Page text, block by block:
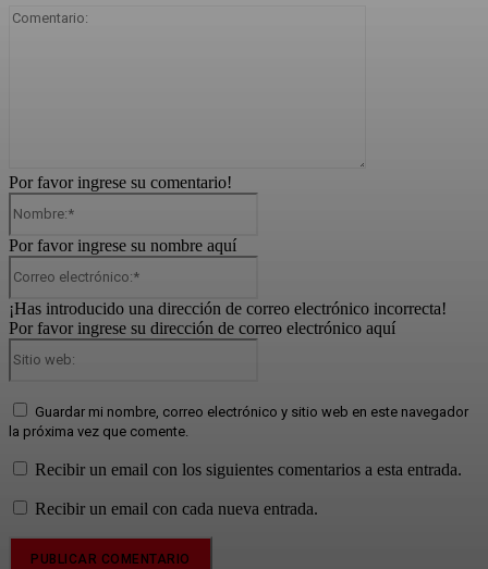
Por favor ingrese su comentario!
Por favor ingrese su nombre aquí
¡Has introducido una dirección de correo electrónico incorrecta!
Por favor ingrese su dirección de correo electrónico aquí
Guardar mi nombre, correo electrónico y sitio web en este navegador
la próxima vez que comente.
Recibir un email con los siguientes comentarios a esta entrada.
Recibir un email con cada nueva entrada.